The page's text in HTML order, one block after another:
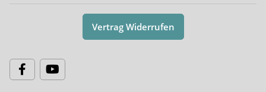
Vertrag Widerrufen